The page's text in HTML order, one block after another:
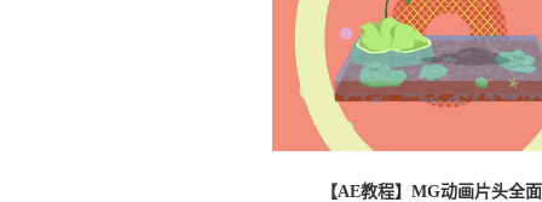
【AE教程】MG动画片头全